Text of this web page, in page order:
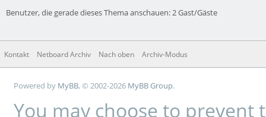
Benutzer, die gerade dieses Thema anschauen: 2 Gast/Gäste
Kontakt Netboard Archiv Nach oben Archiv-Modus
Powered by MyBB, © 2002-2026 MyBB Group.
You may choose to